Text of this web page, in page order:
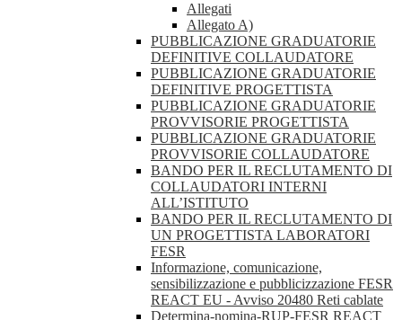
Allegati
Allegato A)
PUBBLICAZIONE GRADUATORIE
DEFINITIVE COLLAUDATORE
PUBBLICAZIONE GRADUATORIE
DEFINITIVE PROGETTISTA
PUBBLICAZIONE GRADUATORIE
PROVVISORIE PROGETTISTA
PUBBLICAZIONE GRADUATORIE
PROVVISORIE COLLAUDATORE
BANDO PER IL RECLUTAMENTO DI
COLLAUDATORI INTERNI
ALL’ISTITUTO
BANDO PER IL RECLUTAMENTO DI
UN PROGETTISTA LABORATORI
FESR
Informazione, comunicazione,
sensibilizzazione e pubblicizzazione FESR
REACT EU - Avviso 20480 Reti cablate
Determina-nomina-RUP-FESR REACT